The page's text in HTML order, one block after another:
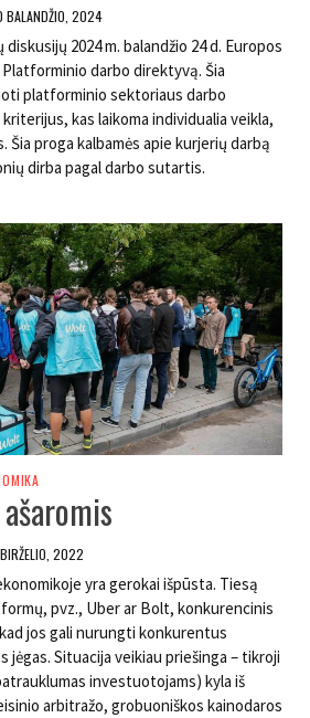
BALANDŽIO, 2024
2024 m. balandžio 24 d. Europos
darbo direktyvą. Šia
platforminio sektoriaus darbo
kas laikoma individualia veikla,
Šia proga kalbamės apie kurjerių darbą
dirba pagal darbo sutartis.
2022
yra gerokai išpūsta. Tiesą
pvz., Uber ar Bolt, konkurencinis
jos gali nurungti konkurentus
jėgas. Situacija veikiau priešinga – tikroji
investuotojams) kyla iš
arbitražo, grobuoniškos kainodaros